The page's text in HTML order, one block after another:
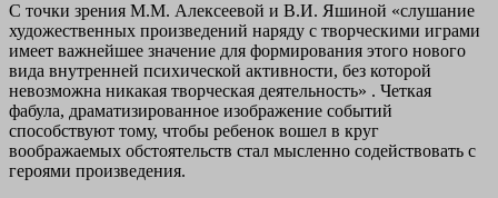
С точки зрения М.М. Алексеевой и В.И. Яшиной «слушание
художественных произведений наряду с творческими играми
имеет важнейшее значение для формирования этого нового
вида внутренней психической активности, без которой
невозможна никакая творческая деятельность» . Четкая
фабула, драматизированное изображение событий
способствуют тому, чтобы ребенок вошел в круг
воображаемых обстоятельств стал мысленно содействовать с
героями произведения.